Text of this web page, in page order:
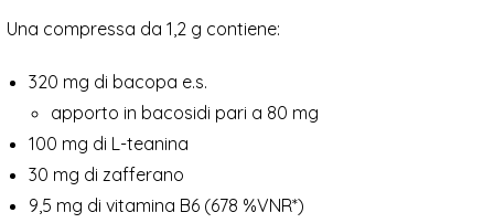
Una compressa da 1,2 g contiene:
320 mg di bacopa e.s.
apporto in bacosidi pari a 80 mg
100 mg di L-teanina
30 mg di zafferano
9,5 mg di vitamina B6 (678 %VNR*)